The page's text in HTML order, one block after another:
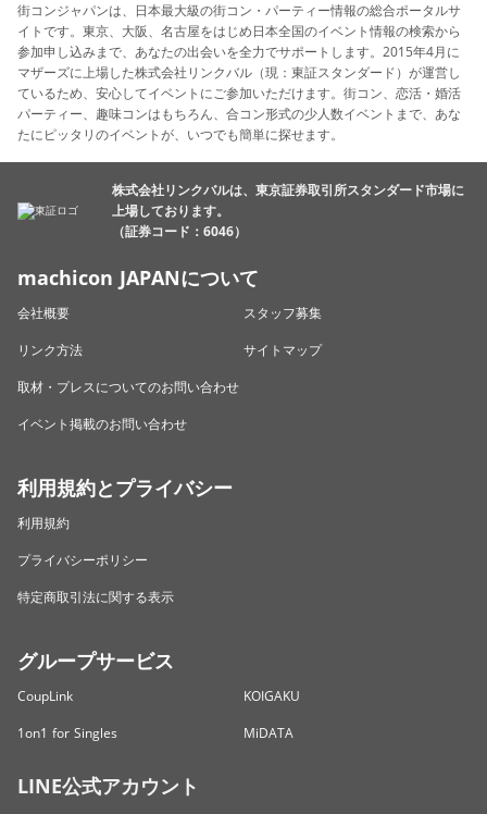
街コンジャパンは、日本最大級の街コン・パーティー情報の総合ポータルサ
イトです。東京、大阪、名古屋をはじめ日本全国のイベント情報の検索から
参加申し込みまで、あなたの出会いを全力でサポートします。2015年4月に
マザーズに上場した株式会社リンクバル（現：東証スタンダード）が運営し
ているため、安心してイベントにご参加いただけます。街コン、恋活・婚活
パーティー、趣味コンはもちろん、合コン形式の少人数イベントまで、あな
たにピッタリのイベントが、いつでも簡単に探せます。
株式会社リンクバルは、東京証券取引所スタンダード市場に
上場しております。
（証券コード：6046）
machicon JAPANについて
会社概要
スタッフ募集
リンク方法
サイトマップ
取材・プレスについてのお問い合わせ
イベント掲載のお問い合わせ
利用規約とプライバシー
利用規約
プライバシーポリシー
特定商取引法に関する表示
グループサービス
CoupLink
KOIGAKU
1on1 for Singles
MiDATA
LINE公式アカウント